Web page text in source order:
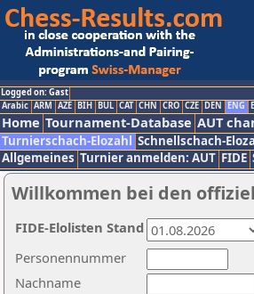
Logged on: Gast
Arabic ARM AZE BIH BUL CAT CHN CRO CZE DEN ENG
Home Tournament-Database AUT
Turnierschach-Elozahl Schnellschach-
Allgemeines Turnier anmelden: AUT FIDE
Willkommen bei den
Nachname
Personennummer
FIDE-Elolisten Stand